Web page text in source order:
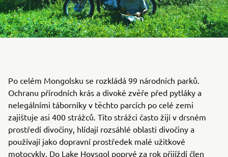
Po celém Mongolsku se rozkládá 99 národních parků.
Ochranu přírodních krás a divoké zvěře před pytláky a
nelegálními táborníky v těchto parcích po celé zemi
zajištuje asi 400 strážců. Tito strážci často žijí v drsném
prostředí divočiny, hlídají rozsáhlé oblasti divočiny a
používají jako dopravní prostředek malé užitkové
motocykly. Do Lake Hovsgol poprvé za rok přijíždí člen